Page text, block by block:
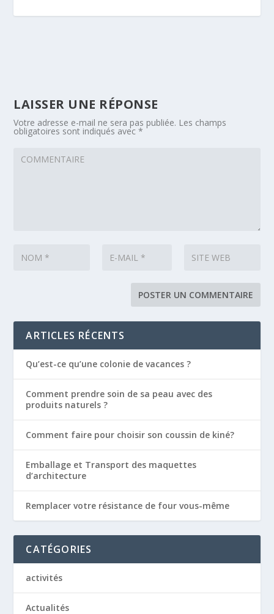
LAISSER UNE RÉPONSE
Votre adresse e-mail ne sera pas publiée. Les champs
obligatoires sont indiqués avec*
ARTICLES RÉCENTS
Qu’est-ce qu’une colonie de vacances ?
Comment prendre soin de sa peau avec des
produits naturels ?
Comment faire pour choisir son coussin de kiné?
Emballage et Transport des maquettes
d’architecture
Remplacer votre résistance de four vous-même
CATÉGORIES
activités
Actualités